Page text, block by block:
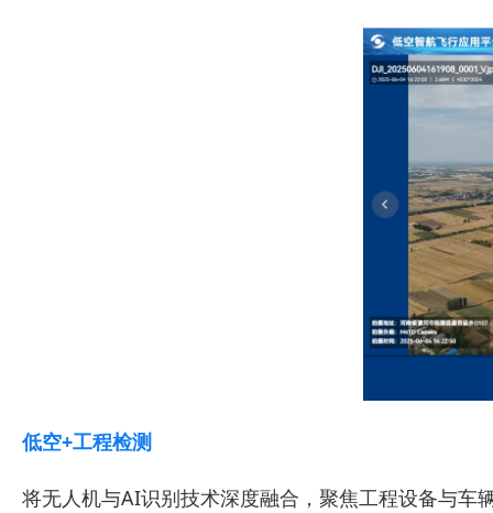
低空+工程检测
将无人机与AI识别技术深度融合，聚焦工程设备与车